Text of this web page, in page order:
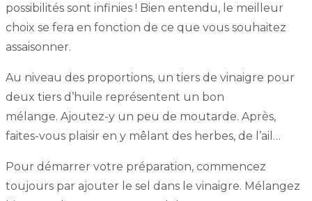
possibilités sont infinies ! Bien entendu, le meilleur
choix se fera en fonction de ce que vous souhaitez
assaisonner.
Au niveau des proportions, un tiers de vinaigre pour
deux tiers d’huile représentent un bon
mélange. Ajoutez-y un peu de moutarde. Après,
faites-vous plaisir en y mêlant des herbes, de l’ail…
Pour démarrer votre préparation, commencez
toujours par ajouter le sel dans le vinaigre. Mélangez